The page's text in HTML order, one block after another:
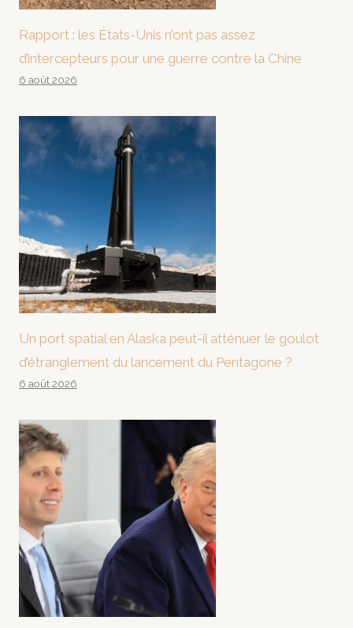
Rapport : les États-Unis n’ont pas assez
d’intercepteurs pour une guerre contre la Chine
6 août 2026
Un port spatial en Alaska peut-il atténuer le goulot
d’étranglement du lancement du Pentagone ?
6 août 2026